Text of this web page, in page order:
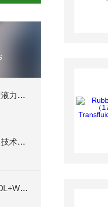
交流电机FCA 132S-4/
交流电机ACM 160M-4参
电机FCPA 71B-2参数
Transfluid KSL 系列调速型液力偶合器应用
Optris PI640i红外热像仪：技术革新与应用实践
HTO软管BT1-6X1400DKOL+WH8的应用设备及领域